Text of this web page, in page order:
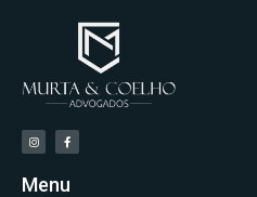
Menu